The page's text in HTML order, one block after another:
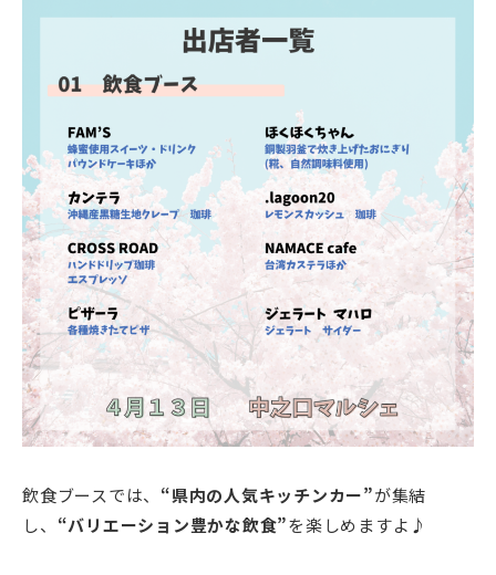
飲食ブースでは、 “県内の人気キッチンカー”が集結
し、 “バリエーション豊かな飲食”を楽しめますよ♪